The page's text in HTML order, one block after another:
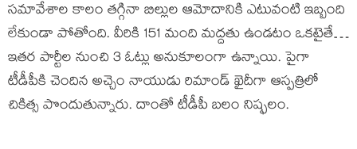
సమావేశాల కాలం తగ్గినా బిల్లుల ఆమోదానికి ఎటువంటి ఇబ్బంది
లేకుండా పోతోంది. వీరికి 151 మంది మద్దతు ఉండటం ఒకటైతే…
ఇతర పార్టీల నుంచి 3 ఓట్లు అనుకూలంగా ఉన్నాయి. పైగా
టీడీపీకి చెందిన అచ్చెం నాయుడు రిమాండ్ ఖైదీగా ఆస్పత్రిలో
చికిత్స పొందుతున్నారు. దాంతో టీడీపీ బలం నిష్ఫలం.